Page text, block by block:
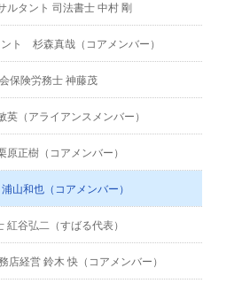
ルタント 司法書士 中村 剛
ト 杉森真哉（コアメンバー）
保険労務士 神藤茂
英（アライアンスメンバー）
原正樹（コアメンバー）
山和也（コアメンバー）
紅谷弘二（すばる代表）
店経営 鈴木 快（コアメンバー）